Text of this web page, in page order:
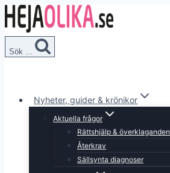
Skip
content
Sök ...
Nyheter, guider & krönikor
Aktuella frågor
Rättshjälp & överklaganden
Återkrav
Sällsynta diagnoser